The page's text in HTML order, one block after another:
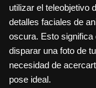
utilizar el teleobjetivo
detalles faciales de
oscura. Esto significa
disparar una foto de
necesidad de
pose ideal.